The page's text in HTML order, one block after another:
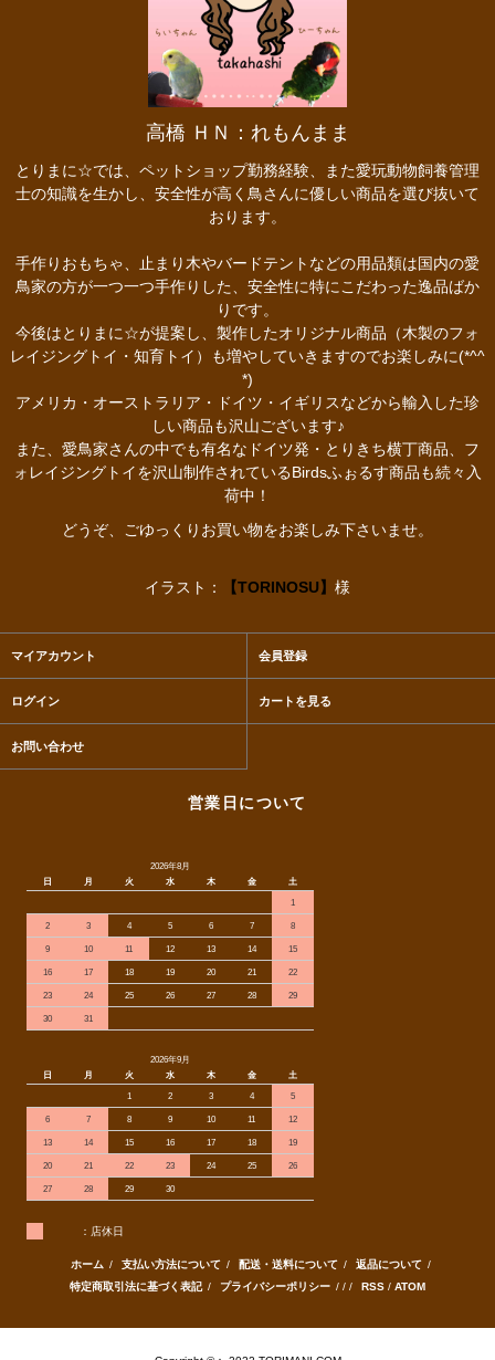
高橋 ＨＮ：れもんまま
とりまに☆では、ペットショップ勤務経験、また愛玩動物飼養管理
士の知識を生かし、安全性が高く鳥さんに優しい商品を選び抜いて
おります。
手作りおもちゃ、止まり木やバードテントなどの用品類は国内の愛
鳥家の方が一つ一つ手作りした、安全性に特にこだわった逸品ばか
りです。
今後はとりまに☆が提案し、製作したオリジナル商品（木製のフォ
レイジングトイ・知育トイ）も増やしていきますのでお楽しみに(*^^
*)
アメリカ・オーストラリア・ドイツ・イギリスなどから輸入した珍
しい商品も沢山ございます♪
また、愛鳥家さんの中でも有名なドイツ発・とりきち横丁商品、フ
ォレイジングトイを沢山制作されているBirdsふぉるす商品も続々入
荷中！
どうぞ、ごゆっくりお買い物をお楽しみ下さいませ。
イラスト： 【TORINOSU】 様
マイアカウント 会員登録
ログイン カートを見る
お問い合わせ
営業日について
2026年8月
日
月 火 水 木 金
土
1
2 3 4 5 6 7 8
9 10 11 12 13 14 15
16 17 18 19 20 21 22
23 24 25 26 27 28 29
30 31
2026年9月
日
月 火 水 木 金
土
1
2 3 4 5
6 7 8 9 10 11 12
13 14 15 16 17 18 19
20 21 22 23 24 25 26
27 28 29 30
：店休日
ホーム / 支払い方法について / 配送・送料について / 返品について /
特定商取引法に基づく表記 / プライバシーポリシー / / / RSS / ATOM